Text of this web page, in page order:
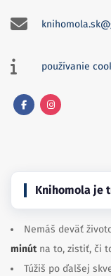
používanie
Knihomola je
Nemáš deväť
minútna to, zistiť, či
Túžiš po ďalšej